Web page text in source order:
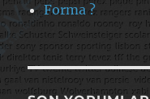
Forma ?